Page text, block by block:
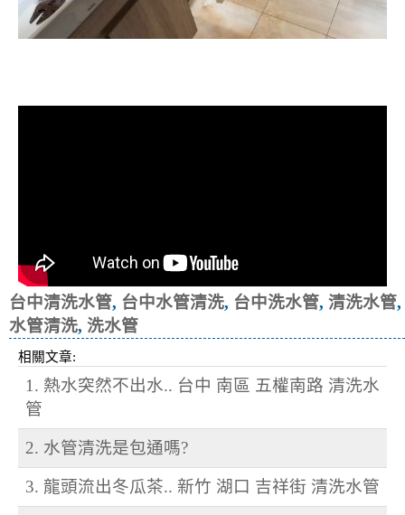
台中清洗水管, 台中水管清洗, 台中洗水管, 清洗水管,
水管清洗, 洗水管
相關文章:
1. 熱水突然不出水.. 台中 南區 五權南路 清洗水
管
2. 水管清洗是包通嗎?
3. 龍頭流出冬瓜茶.. 新竹 湖口 吉祥街 清洗水管